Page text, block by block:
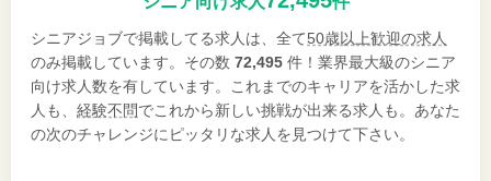
シニアジョブで掲載してる求人は、全て50歳以上歓迎の求人
のみ掲載しています。その数 72,495 件！業界最大級のシニア
向け求人数を有しています。これまでのキャリアを活かした求
人も、 経験不問でこれから新しい挑戦が出来る求人も。あなた
の次のチャレンジにピッタリな求人を見つけて下さい。